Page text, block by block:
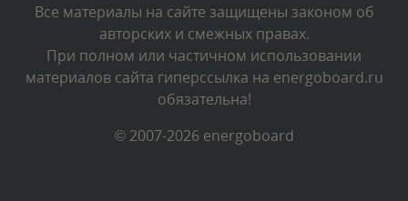
Комментарий проверяется
Текст комментария будет виден после проверки
администратором.
Вчера, в 05:57
Комментарий проверяется
Все материалы на сайте защищены законом об
авторских и смежных правах.
При полном или частичном использовании
материалов сайта гиперссылка на energoboard.ru
обязательна!
© 2007-2026 energoboard